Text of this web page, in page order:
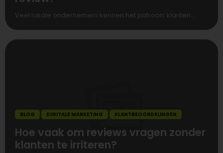
Veel lokale ondernemers kennen het patroon: klanten...
BLOG DIGITALE MARKETING KLANTBEOORDELINGEN
Hoe vaak om reviews vragen zonder
klanten te irriteren?